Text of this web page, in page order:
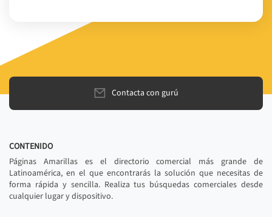
Contacta con gurú
CONTENIDO
Páginas Amarillas es el directorio comercial más grande de
Latinoamérica, en el que encontrarás la solución que necesitas de
forma rápida y sencilla. Realiza tus búsquedas comerciales desde
cualquier lugar y dispositivo.